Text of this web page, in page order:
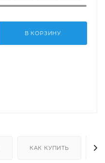
В КОРЗИНУ
КАК КУПИТЬ